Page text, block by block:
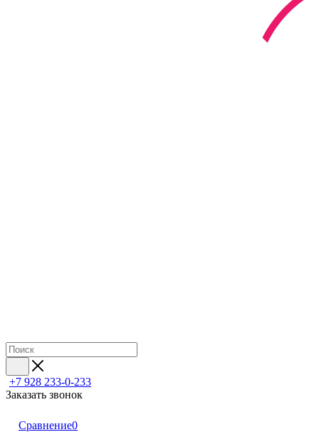
+7 928 233-0-233
Заказать звонок
Сравнение0